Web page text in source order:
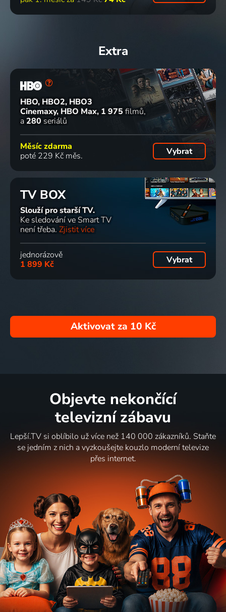
Extra
HBO, HBO2, HBO3
Cinemaxy, HBO Max 1 975 filmů
a 280 seriálů
Měsíc zdarma
poté 229 Kč měs.
Vybrat
TV BOX
Slouží pro starší TV.
Ke sledování ve Smart TV
není třeba. Zjistit více
jednorázově
1 899 Kč
Vybrat
Aktivovat za 10 Kč
Objevte nekončící
televizní zábavu
Lepší.TV si oblíbilo už více než 140 000 zákazníků. Staňte
se jedním z nich a vyzkoušejte kouzlo moderní televize
přes internet.